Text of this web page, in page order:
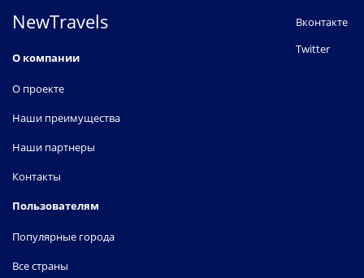
NewTravels
О компании
О проекте
Наши преимущества
Наши партнеры
Контакты
Пользователям
Популярные города
Все страны
Вконтакте
Twitter